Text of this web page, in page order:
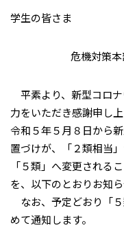
学生の皆さま
危機対策本
平素より、新型コロ
力をいただき感謝申し上
令和５年５月８日から
置づけが、「２類相当
「５類」へ変更される
を、以下のとおりお知ら
なお、予定どおり「
めて通知します。